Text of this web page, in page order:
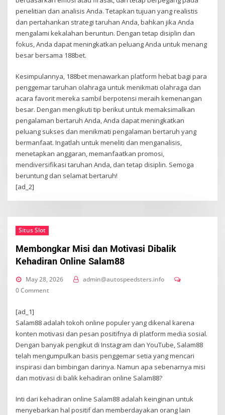
penelitian dan analisis Anda. Tetapkan tujuan yang realistis
dan pertahankan strategi taruhan Anda, bahkan jika Anda
mengalami kekalahan beruntun. Dengan tetap disiplin dan
fokus, Anda dapat meningkatkan peluang Anda untuk menang
besar bersama 188bet.
Kesimpulannya, 188bet menawarkan platform hebat bagi para
penggemar taruhan olahraga untuk menikmati olahraga dan
acara favorit mereka sambil berpotensi meraih kemenangan
besar. Dengan mengikuti tip berikut untuk memaksimalkan
pengalaman bertaruh Anda, Anda dapat meningkatkan
peluang sukses dan menikmati pengalaman bertaruh yang
bermanfaat. Ingatlah untuk meneliti dan menganalisis,
menetapkan anggaran, memanfaatkan promosi,
mendiversifikasi taruhan Anda, dan tetap disiplin. Semoga
beruntung dan selamat bertaruh!
[ad_2]
Situs Slot
Membongkar Misi dan Motivasi Dibalik
Kehadiran Online Salam88
May 28, 2026
admin@autospeedsters.info
0 Comment
[ad_1]
Salam88 adalah tokoh online populer yang dikenal karena
konten motivasi dan pesan positifnya di platform media sosial.
Dengan banyak pengikut di Instagram dan YouTube, Salam88
telah mengumpulkan basis penggemar setia yang mencari
inspirasi dan bimbingan darinya. Namun apa sebenarnya misi
dan motivasi di balik kehadiran online Salam88?
Inti dari kehadiran online Salam88 adalah keinginan untuk
menyebarkan hal positif dan memberdayakan orang lain